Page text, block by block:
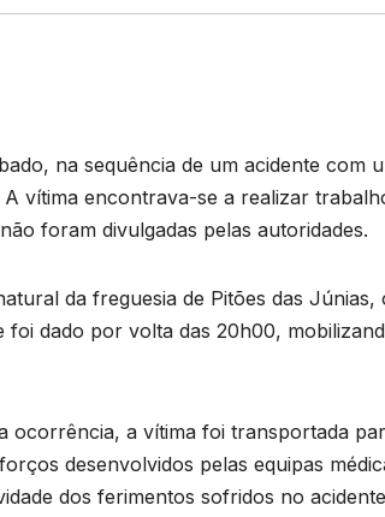
na sequência de um acidente com
vítima encontrava-se a realizar
foram divulgadas pelas autoridades.
da freguesia de Pitões das
dado por volta das 20h00,
ocorrência, a vítima foi transportada
desenvolvidos pelas equipas
dos ferimentos sofridos no